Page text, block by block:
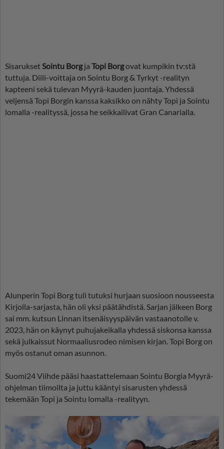
SisaruksetSointu Borgja Topi Borgovat kumpikin tv:stä
tuttuja. Diili-voittaja on Sointu Borg & Tyrkyt -realityn
kapteeni sekä tulevan Myyrä-kauden juontaja. Yhdessä
veljensä Topi Borgin kanssa kaksikko on nähty Topi ja Sointu
lomalla -realityssä, jossa he seikkailivat Gran Canarialla.
Alunperin Topi Borg tuli tutuksi hurjaan suosioon nousseesta
Kirjolla-sarjasta, hän oli yksi päätähdistä. Sarjan jälkeen Borg
sai mm. kutsun Linnan itsenäisyyspäivän vastaanotolle v.
2023, hän on käynyt puhujakeikalla yhdessä siskonsa kanssa
sekä julkaissut Normaaliusrodeo nimisen kirjan. Topi Borg on
myös ostanut oman asunnon.
Suomi24 Viihde pääsi haastattelemaan Sointu Borgia Myyrä-
ohjelman tiimoilta ja juttu kääntyi sisarusten yhdessä
tekemään Topi ja Sointu lomalla -realityyn.